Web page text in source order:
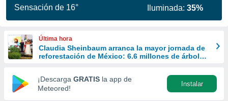
calidad.
a este
las
y
forma
digital
basada
Sensación de 16°
Iluminada:35%
Última hora
Claudia Sheinbaum arranca la mayor jornada de
reforestación de México: 6.6 millones de árboles
¡Descarga GRATIS la app de
Meteored!
Instalar